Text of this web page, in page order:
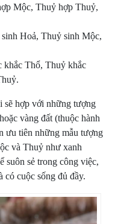
Mộc, Thuỷ hợp Thuỷ,
Hoả, Thuỷ sinh Mộc,
Thổ, Thuỷ khắc
hợp với những tượng
vàng đất (thuộc hành
tiên những mẫu tượng
và Thuỷ như xanh
suôn sẻ trong công việc,
có cuộc sống đủ đầy.